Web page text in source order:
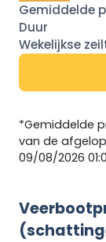
*Gemiddelde
van de
09/08/2026